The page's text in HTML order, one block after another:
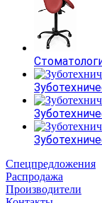
Спецпредложения
Распродажа
Производители